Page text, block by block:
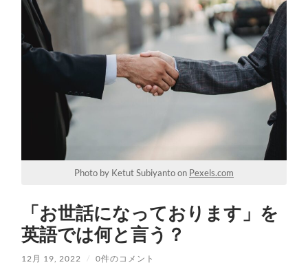
Photo by Ketut Subiyanto on Pexels.com
「お世話になっております」を
英語では何と言う？
12月 19, 2022 / 0件のコメント